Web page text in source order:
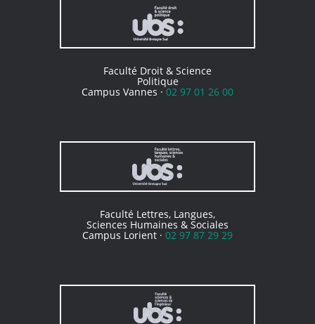
Faculté Droit & Science
Politique
Campus Vannes ·02 97 01 26 00
Faculté Lettres, Langues,
Sciences Humaines & Sociales
Campus Lorient · 02 97 87 29 29